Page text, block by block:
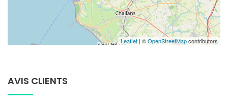
Leaflet | ©OpenStreetMapcontributors
AVIS CLIENTS